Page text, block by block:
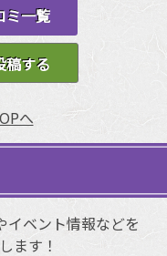
ミ一覧
稿する
へ
イベント情報などを
ます！